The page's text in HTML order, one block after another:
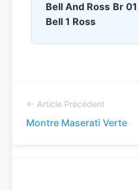
Bell And Ross Br 01
Bell 1 Ross
← Article Précédent
Montre Maserati Verte